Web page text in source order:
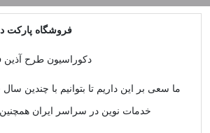
فروشگاه پارکت
دکوراسیون طرح آذین
ما سعی بر این داریم تا بتوانیم با چندین
خدمات نوین در سراسر ایران همچنین